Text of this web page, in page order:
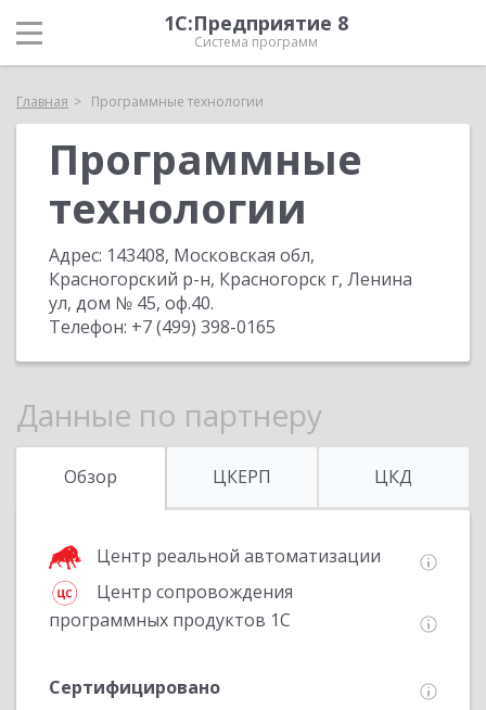
1С:Предприятие 8
Система программ
Главная Программные технологии
Программные
технологии
Адрес: 143408, Московская обл,
Красногорский р-н, Красногорск г, Ленина
ул, дом № 45, оф.40.
Телефон: +7 (499) 398-0165
Данные по партнеру
Обзор ЦКЕРП ЦКД
Центр реальной автоматизации
Центр сопровождения
программных продуктов 1С
Сертифицировано